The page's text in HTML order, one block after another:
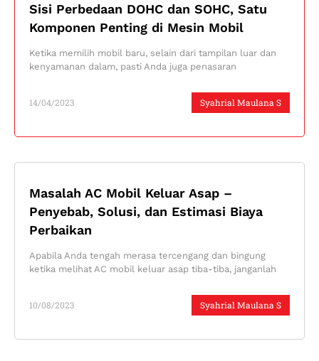
Sisi Perbedaan DOHC dan SOHC, Satu
Komponen Penting di Mesin Mobil
Syahrial Maulana S
14/04/2023
Ketika memilih mobil baru, selain dari tampilan luar dan
kenyamanan dalam, pasti Anda juga penasaran
Masalah AC Mobil Keluar Asap –
Penyebab, Solusi, dan Estimasi Biaya
Perbaikan
Syahrial Maulana S
10/08/2023
Apabila Anda tengah merasa tercengang dan bingung
ketika melihat AC mobil keluar asap tiba-tiba, janganlah